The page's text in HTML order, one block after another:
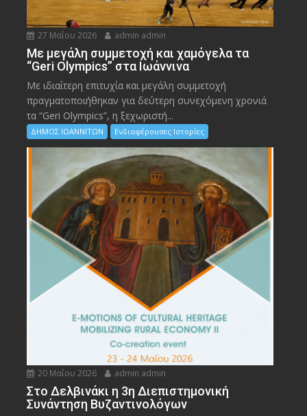
27 Μαΐου 2026 admin admin
Με μεγάλη συμμετοχή και χαμόγελα τα
“Geri Olympics” στα Ιωάννινα
Με ιδιαίτερη επιτυχία και μεγάλη συμμετοχή
πραγματοποιήθηκαν για δεύτερη συνεχόμενη χρονιά
τα “Geri Olympics”, η ξεχωριστή...
ΔΗΜΟΣ ΙΩΑΝΝΙΤΩΝ Ενδιαφέρουσες Ιστορίες
20 Μαΐου 2026 admin admin
Στο Δελβινάκι η 3η Διεπιστημονική
Συνάντηση Βυζαντινολόγων